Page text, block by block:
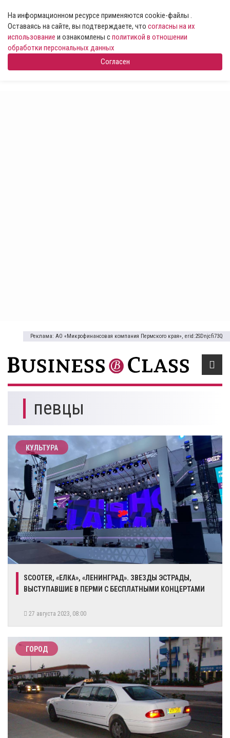
На информационном ресурсе применяются cookie-файлы .
Оставаясь на сайте, вы подтверждаете, что согласны на их
использование и ознакомлены сполитикой в отношении
обработки персональных данных
Согласен
Реклама: АО «Микрофинансовая компания Пермского края», erid:2SDnjcfi73Q
певцы
КУЛЬТУРА
SCOOTER, «ЕЛКА», «ЛЕНИНГРАД». ЗВЕЗДЫ ЭСТРАДЫ,
ВЫСТУПАВШИЕ В ПЕРМИ С БЕСПЛАТНЫМИ КОНЦЕРТАМИ
27 августа 2023, 08:00
ГОРОД